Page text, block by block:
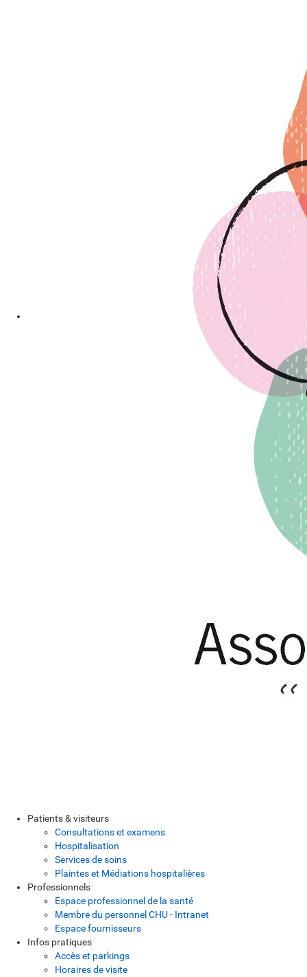
Patients & visiteurs
Consultations et examens
Hospitalisation
Services de soins
Plaintes et Médiations hospitalières
Professionnels
Espace professionnel de la santé
Membre du personnel CHU - Intranet
Espace fournisseurs
Infos pratiques
Accès et parkings
Horaires de visite